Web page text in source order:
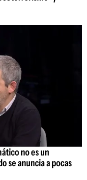
no es un
se anuncia a pocas